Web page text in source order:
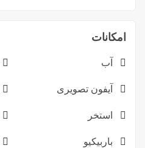
امکانات
آب
آیفون تصویری
استخر
باربیکیو